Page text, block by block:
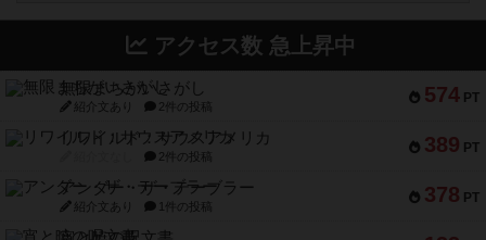
アクセス数 急上昇中
574 PT
無限まちがいさがし
紹介文あり 2件の投稿
389 PT
リワイルド：サウスアメリカ
2件の投稿
378 PT
アンダー・ザ・テーブラー
紹介文あり 1件の投稿